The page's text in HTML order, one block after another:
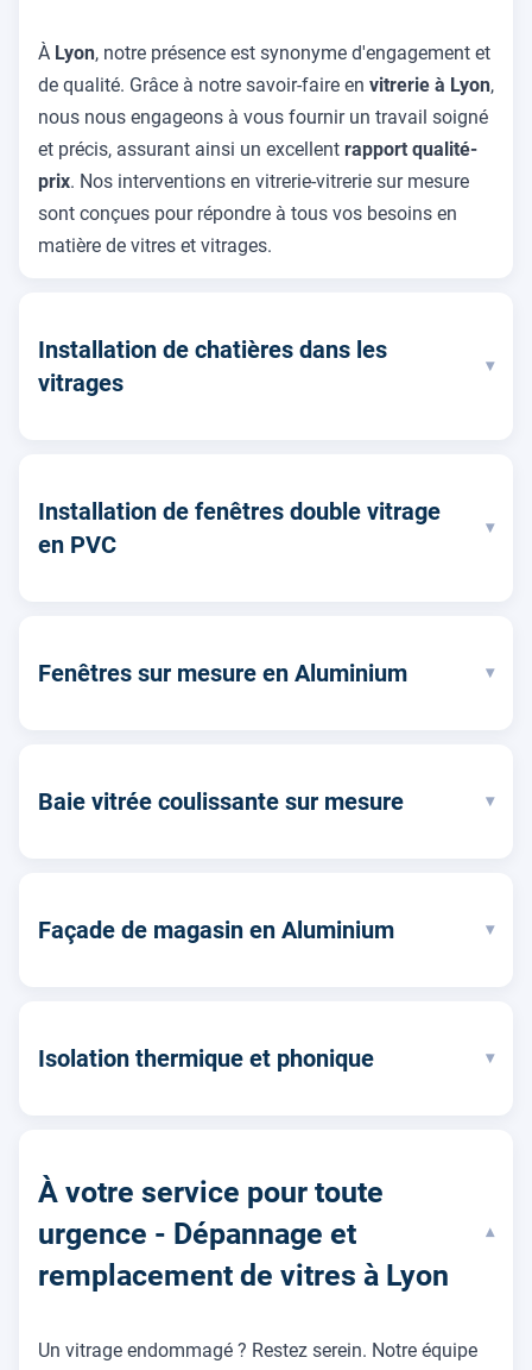
À Lyon, notre présence est synonyme d'engagement et
de qualité. Grâce à notre savoir-faire en vitrerie à Lyon,
nous nous engageons à vous fournir un travail soigné
et précis, assurant ainsi un excellent rapport qualité-
prix. Nos interventions en vitrerie-vitrerie sur mesure
sont conçues pour répondre à tous vos besoins en
matière de vitres et vitrages.
Installation de chatières dans les
vitrages
▾
Installation de fenêtres double vitrage
en PVC
▾
Fenêtres sur mesure en Aluminium ▾
Baie vitrée coulissante sur mesure ▾
Façade de magasin en Aluminium ▾
Isolation thermique et phonique ▾
À votre service pour toute
urgence - Dépannage et
remplacement de vitres à Lyon
▾
Un vitrage endommagé ? Restez serein. Notre équipe